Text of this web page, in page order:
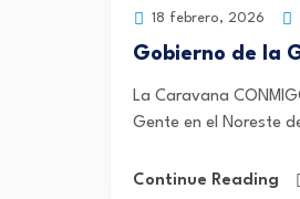
18 febrero, 2026
Gobierno de la
La Caravana
Gente en el Noreste
Continue Reading